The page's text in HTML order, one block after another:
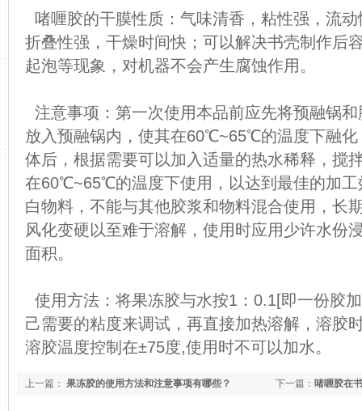
啫喱胶的干膜性质：气味清香，粘性强，流
折叠性强，干燥时间快；可以解决书壳制作后
起泡等现象，对机器不会产生腐蚀作用。
注意事项：第一次使用本品前应先将预融锅
放入预融锅内，使其在60℃~65℃的温度下融化
体后，根据需要可以加入适量的热水稀释，搅
在60℃~65℃的温度下使用，以达到最佳的加工
白物料，不能与其他胶浆和物料混合使用，长
风化变硬以至难于溶解，使用时应用少许水份
面积。
使用方法：将果冻胶与水按1：0.1[即一份胶
己需要的粘度来调试，再直接加热溶解，溶胶
溶胶温度控制在±75度,使用时不可以加水。
下一篇： 啫喱胶在
上一篇： 果冻胶的使用方法和注意事项有哪些？